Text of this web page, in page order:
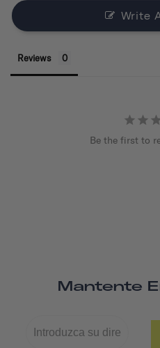
Write
Reviews
Be the first to
Mantente